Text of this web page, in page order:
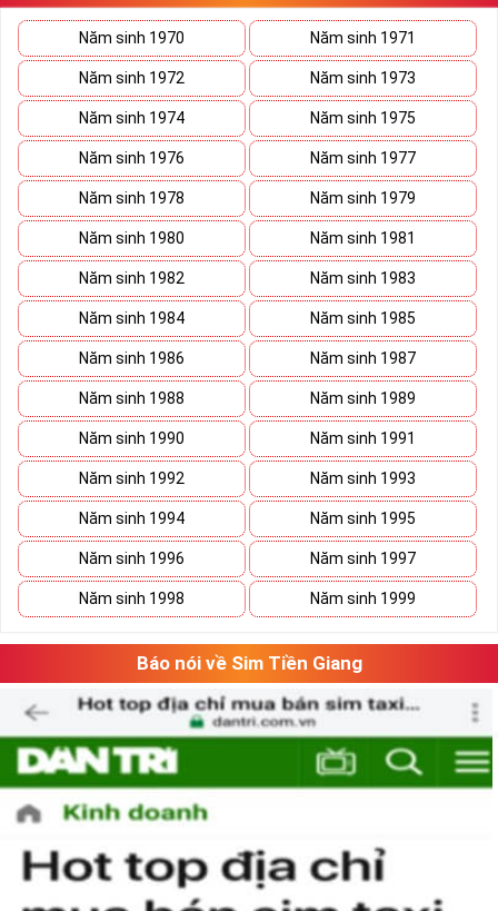
Năm sinh 1970 Năm sinh 1971
Năm sinh 1972 Năm sinh 1973
Năm sinh 1974 Năm sinh 1975
Năm sinh 1976 Năm sinh 1977
Năm sinh 1978 Năm sinh 1979
Năm sinh 1980 Năm sinh 1981
Năm sinh 1982 Năm sinh 1983
Năm sinh 1984 Năm sinh 1985
Năm sinh 1986 Năm sinh 1987
Năm sinh 1988 Năm sinh 1989
Năm sinh 1990 Năm sinh 1991
Năm sinh 1992 Năm sinh 1993
Năm sinh 1994 Năm sinh 1995
Năm sinh 1996 Năm sinh 1997
Năm sinh 1998 Năm sinh 1999
Báo nói về Sim Tiền Giang